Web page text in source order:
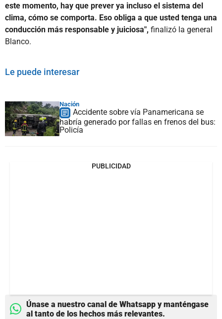
este momento, hay que prever ya incluso el sistema del
clima, cómo se comporta. Eso obliga a que usted tenga una
conducción más responsable y juiciosa", finalizó la general
Blanco.
Le puede interesar
Nación
Accidente sobre vía Panamericana se
habría generado por fallas en frenos del bus:
Policía
PUBLICIDAD
Únase a nuestro canal de Whatsapp y manténgase
al tanto de los hechos más relevantes.